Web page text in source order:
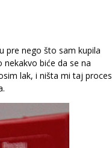
pre nego što sam kupila
biće da se na
lak, i ništa mi taj proces